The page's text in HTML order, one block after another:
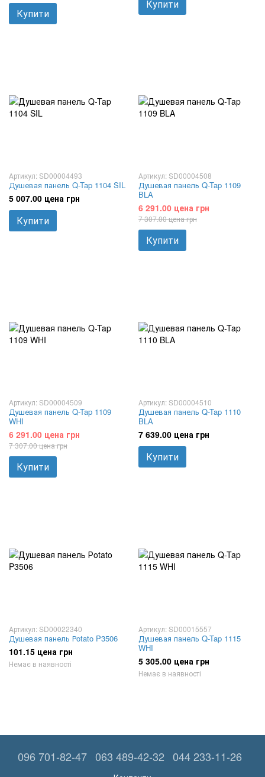
Купити
Купити
Артикул: SD00004493
Душевая панель Q-Tap 1104 SIL
5 007.00 цена грн
Купити
Артикул: SD00004508
Душевая панель Q-Tap 1109
BLA
6 291.00 цена грн
7 307.00 цена грн
Купити
Артикул: SD00004509
Душевая панель Q-Tap 1109
WHI
6 291.00 цена грн
7 307.00 цена грн
Купити
Артикул: SD00004510
Душевая панель Q-Tap 1110
BLA
7 639.00 цена грн
Купити
Артикул: SD00022340
Душевая панель Рotato P3506
101.15 цена грн
Немає в наявності
Артикул: SD00015557
Душевая панель Q-Tap 1115
WHI
5 305.00 цена грн
Немає в наявності
096 701-82-47 063 489-42-32 044 233-11-26